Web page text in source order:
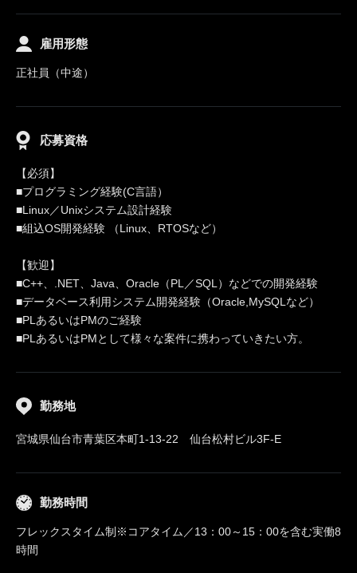
雇用形態
正社員（中途）
応募資格
【必須】
■プログラミング経験(C言語）
■Linux／Unixシステム設計経験
■組込OS開発経験 （Linux、RTOSなど）
【歓迎】
■C++、.NET、Java、Oracle（PL／SQL）などでの開発経験
■データベース利用システム開発経験（Oracle,MySQLなど）
■PLあるいはPMのご経験
■PLあるいはPMとして様々な案件に携わっていきたい方。
勤務地
宮城県仙台市青葉区本町1-13-22 仙台松村ビル3F-E
勤務時間
フレックスタイム制※コアタイム／13：00～15：00を含む実働8
時間